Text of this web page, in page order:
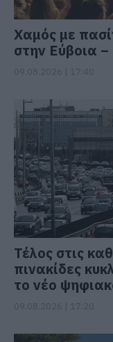
Χαμός με
στην Εύβοια –
Τέλος στις
πινακίδες
το νέο